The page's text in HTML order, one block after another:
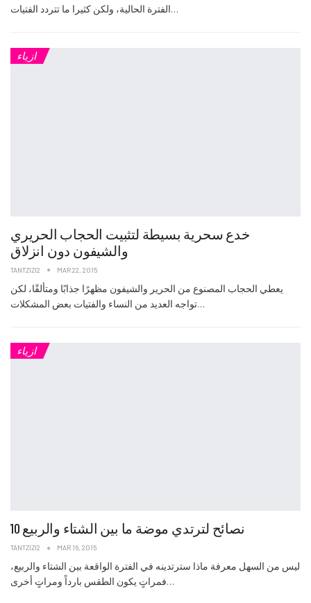
الفترة الحالية، ولكن كثيرا ما تتردد الفتيات…
ازياء
خدع سحرية بسيطة لتثبيت الحجاب الحريري
والشيفون دون انزلاق
TANTZIZI2 MAR 22, 2015
يعطي الحجاب المصنوع من الحرير والشيفون مظهرًا جذابًا ومتألقًا، لكن
تواجه العديد من النساء والفتيات بعض المشكلات…
ازياء
10 نصائح لترتدي موضة ما بين الشتاء والربيع
TANTZIZI2 MAR 16, 2015
ليس من السهل معرفة ماذا سترتدينه في الفترة الواقعة بين الشتاء والربيع،
فمراتٍ يكون الطقس بارداً ومراتٍ أخرى…